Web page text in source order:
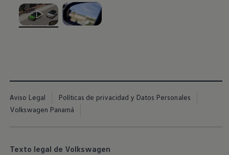
, 1 de 2
Aviso Legal
Políticas de privacidad y Datos Personales
Volkswagen Panamá
Texto legal de Volkswagen